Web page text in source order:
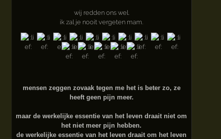
wij redden ons wel.
ik zal je nooit vergeten mam.
mensen zeggen zovaak tegen me het is beter zo, ze
heeft geen pijn meer.
maar de werkelijke essentie van het leven draait niet om
het niet meer pijn hebben.
de werkelijke essentie van het leven draait om het leven